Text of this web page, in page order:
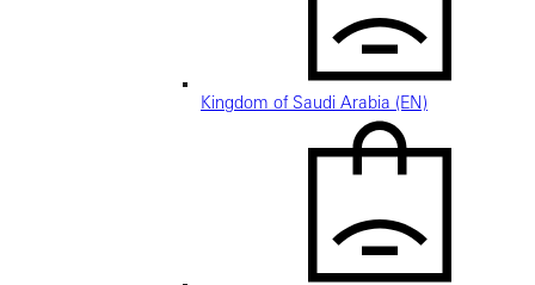
Kingdom of Saudi Arabia (EN)